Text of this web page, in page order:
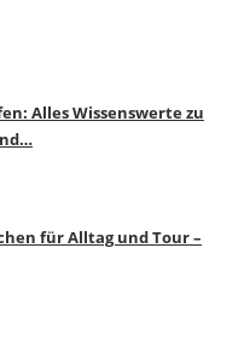
Alles Wissenswerte zu
für Alltag und Tour –